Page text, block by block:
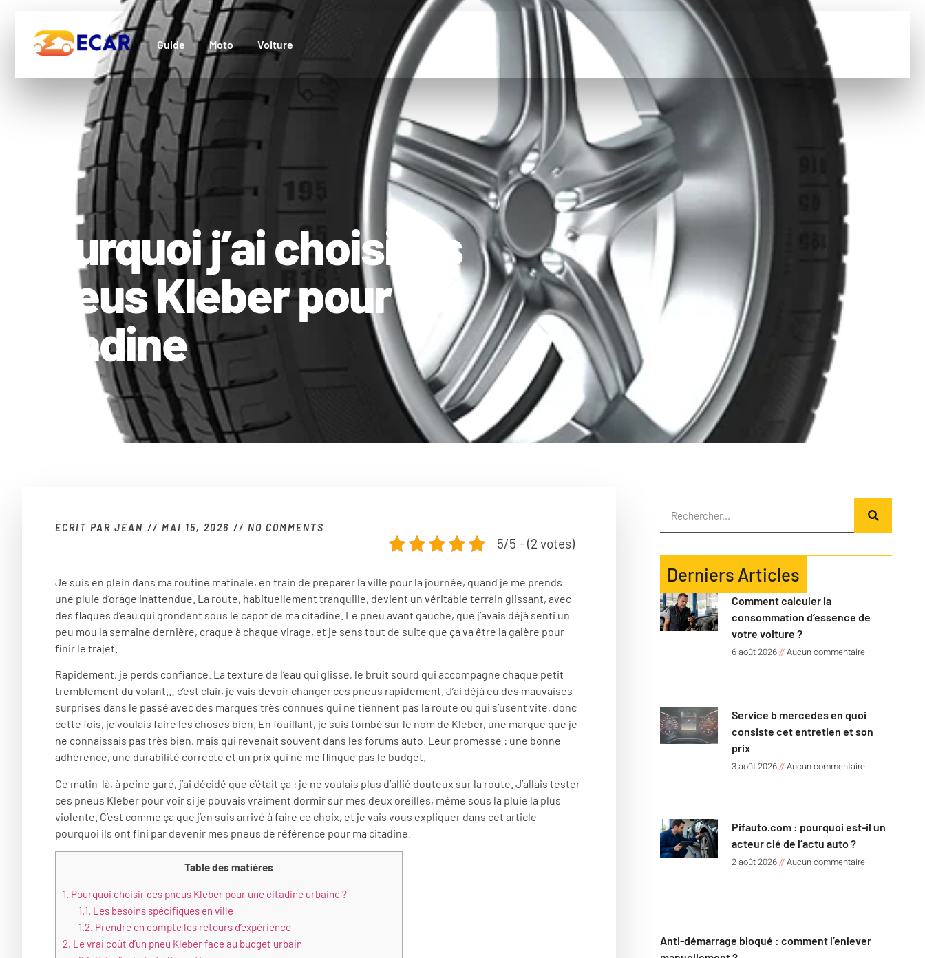
Guide Moto Voiture
Pourquoi j’ai choisi les
pneus Kleber pour ma
citadine
ECRIT PAR JEAN // MAI 15, 2026 // NO COMMENTS
5/5 - (2 votes)
Je suis en plein dans ma routine matinale, en train de préparer la ville pour la journée, quand je me prends
une pluie d’orage inattendue. La route, habituellement tranquille, devient un véritable terrain glissant, avec
des flaques d’eau qui grondent sous le capot de ma citadine. Le pneu avant gauche, que j’avais déjà senti un
peu mou la semaine dernière, craque à chaque virage, et je sens tout de suite que ça va être la galère pour
finir le trajet.
Rapidement, je perds confiance. La texture de l’eau qui glisse, le bruit sourd qui accompagne chaque petit
tremblement du volant… c’est clair, je vais devoir changer ces pneus rapidement. J’ai déjà eu des mauvaises
surprises dans le passé avec des marques très connues qui ne tiennent pas la route ou qui s’usent vite, donc
cette fois, je voulais faire les choses bien. En fouillant, je suis tombé sur le nom de Kleber, une marque que je
ne connaissais pas très bien, mais qui revenait souvent dans les forums auto. Leur promesse : une bonne
adhérence, une durabilité correcte et un prix qui ne me flingue pas le budget.
Ce matin-là, à peine garé, j’ai décidé que c’était ça : je ne voulais plus d’allié douteux sur la route. J’allais tester
ces pneus Kleber pour voir si je pouvais vraiment dormir sur mes deux oreilles, même sous la pluie la plus
violente. C’est comme ça que j’en suis arrivé à faire ce choix, et je vais vous expliquer dans cet article
pourquoi ils ont fini par devenir mes pneus de référence pour ma citadine.
Table des matières
1. Pourquoi choisir des pneus Kleber pour une citadine urbaine ?
1.1. Les besoins spécifiques en ville
1.2. Prendre en compte les retours d’expérience
2. Le vrai coût d’un pneu Kleber face au budget urbain
Derniers Articles
Comment calculer la
consommation d’essence de
votre voiture ?
6 août 2026
Aucun commentaire
Service b mercedes en quoi
consiste cet entretien et son
prix
3 août 2026
Aucun commentaire
Pifauto.com : pourquoi est-il un
acteur clé de l’actu auto ?
2 août 2026
Aucun commentaire
Anti-démarrage bloqué : comment l’enlever